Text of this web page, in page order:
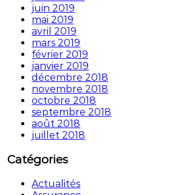
juin 2019
mai 2019
avril 2019
mars 2019
février 2019
janvier 2019
décembre 2018
novembre 2018
octobre 2018
septembre 2018
août 2018
juillet 2018
Catégories
Actualités